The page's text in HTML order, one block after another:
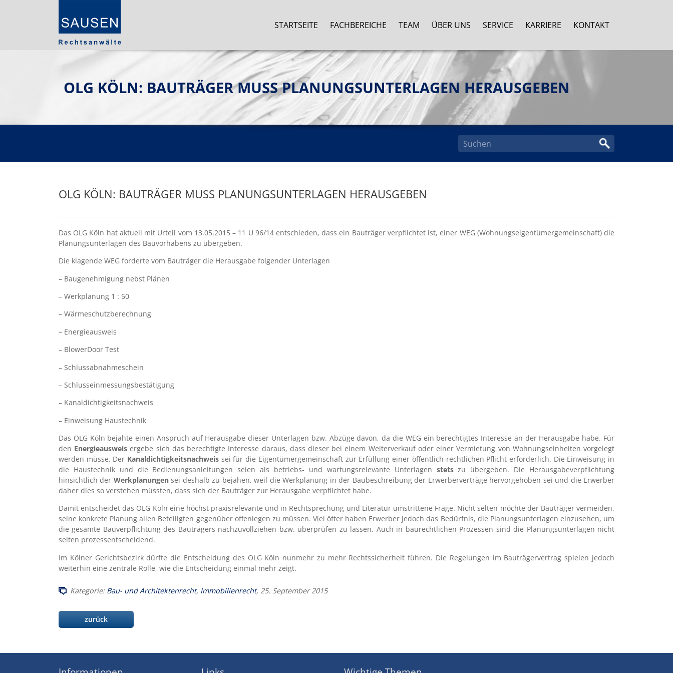
STARTSEITE FACHBEREICHE TEAM ÜBER UNS SERVICE KARRIERE KONTAKT
OLG KÖLN: BAUTRÄGER MUSS PLANUNGSUNTERLAGEN HERAUSGEBEN
OLG KÖLN: BAUTRÄGER MUSS PLANUNGSUNTERLAGEN HERAUSGEBEN
Das OLG Köln hat aktuell mit Urteil vom 13.05.2015 – 11 U 96/14 entschieden, dass ein Bauträger verpflichtet ist, einer WEG (Wohnungseigentümergemeinschaft) die
Planungsunterlagen des Bauvorhabens zu übergeben.
Die klagende WEG forderte vom Bauträger die Herausgabe folgender Unterlagen
– Baugenehmigung nebst Plänen
– Werkplanung 1 : 50
– Wärmeschutzberechnung
– Energieausweis
– BlowerDoor Test
– Schlussabnahmeschein
– Schlusseinmessungsbestätigung
– Kanaldichtigkeitsnachweis
– Einweisung Haustechnik
Das OLG Köln bejahte einen Anspruch auf Herausgabe dieser Unterlagen bzw. Abzüge davon, da die WEG ein berechtigtes Interesse an der Herausgabe habe. Für
den Energieausweis ergebe sich das berechtigte Interesse daraus, dass dieser bei einem Weiterverkauf oder einer Vermietung von Wohnungseinheiten vorgelegt
werden müsse. Der Kanaldichtigkeitsnachweis sei für die Eigentümergemeinschaft zur Erfüllung einer öffentlich-rechtlichen Pflicht erforderlich. Die Einweisung in
die Haustechnik und die Bedienungsanleitungen seien als betriebs- und wartungsrelevante Unterlagen stetszu übergeben. Die Herausgabeverpflichtung
hinsichtlich der Werkplanungensei deshalb zu bejahen, weil die Werkplanung in der Baubeschreibung der Erwerberverträge hervorgehoben sei und die Erwerber
daher dies so verstehen müssten, dass sich der Bauträger zur Herausgabe verpflichtet habe.
Damit entscheidet das OLG Köln eine höchst praxisrelevante und in Rechtsprechung und Literatur umstrittene Frage. Nicht selten möchte der Bauträger vermeiden,
seine konkrete Planung allen Beteiligten gegenüber offenlegen zu müssen. Viel öfter haben Erwerber jedoch das Bedürfnis, die Planungsunterlagen einzusehen, um
die gesamte Bauverpflichtung des Bauträgers nachzuvollziehen bzw. überprüfen zu lassen. Auch in baurechtlichen Prozessen sind die Planungsunterlagen nicht
selten prozessentscheidend.
Im Kölner Gerichtsbezirk dürfte die Entscheidung des OLG Köln nunmehr zu mehr Rechtssicherheit führen. Die Regelungen im Bauträgervertrag spielen jedoch
weiterhin eine zentrale Rolle, wie die Entscheidung einmal mehr zeigt.
Kategorie: Bau- und Architektenrecht, Immobilienrecht, 25. September 2015
zurück